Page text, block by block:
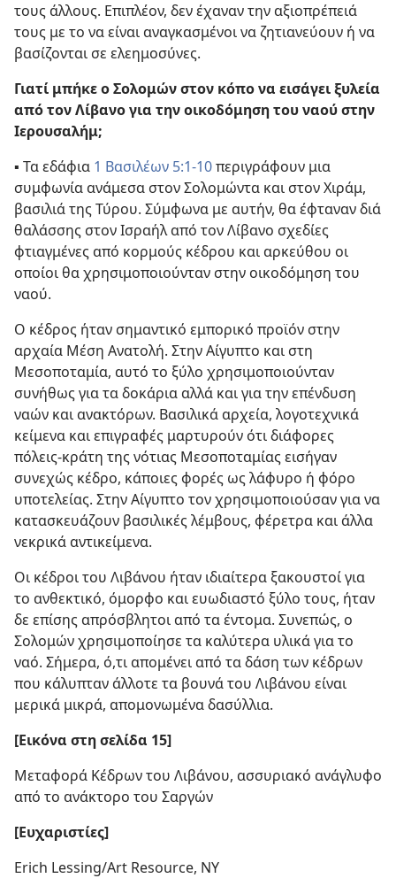
τους άλλους. Επιπλέον, δεν έχαναν την αξιοπρέπειά
τους με το να είναι αναγκασμένοι να ζητιανεύουν ή να
βασίζονται σε ελεημοσύνες.
Γιατί μπήκε ο Σολομών στον κόπο να εισάγει ξυλεία
από τον Λίβανο για την οικοδόμηση του ναού στην
Ιερουσαλήμ;
▪ Τα εδάφια 1 Βασιλέων 5:1-10περιγράφουν μια
συμφωνία ανάμεσα στον Σολομώντα και στον Χιράμ,
βασιλιά της Τύρου. Σύμφωνα με αυτήν, θα έφταναν διά
θαλάσσης στον Ισραήλ από τον Λίβανο σχεδίες
φτιαγμένες από κορμούς κέδρου και αρκεύθου οι
οποίοι θα χρησιμοποιούνταν στην οικοδόμηση του
ναού.
Ο κέδρος ήταν σημαντικό εμπορικό προϊόν στην
αρχαία Μέση Ανατολή. Στην Αίγυπτο και στη
Μεσοποταμία, αυτό το ξύλο χρησιμοποιούνταν
συνήθως για τα δοκάρια αλλά και για την επένδυση
ναών και ανακτόρων. Βασιλικά αρχεία, λογοτεχνικά
κείμενα και επιγραφές μαρτυρούν ότι διάφορες
πόλεις-κράτη της νότιας Μεσοποταμίας εισήγαν
συνεχώς κέδρο, κάποιες φορές ως λάφυρο ή φόρο
υποτελείας. Στην Αίγυπτο τον χρησιμοποιούσαν για να
κατασκευάζουν βασιλικές λέμβους, φέρετρα και άλλα
νεκρικά αντικείμενα.
Οι κέδροι του Λιβάνου ήταν ιδιαίτερα ξακουστοί για
το ανθεκτικό, όμορφο και ευωδιαστό ξύλο τους, ήταν
δε επίσης απρόσβλητοι από τα έντομα. Συνεπώς, ο
Σολομών χρησιμοποίησε τα καλύτερα υλικά για το
ναό. Σήμερα, ό,τι απομένει από τα δάση των κέδρων
που κάλυπταν άλλοτε τα βουνά του Λιβάνου είναι
μερικά μικρά, απομονωμένα δασύλλια.
[Εικόνα στη σελίδα 15]
Μεταφορά Κέδρων του Λιβάνου, ασσυριακό ανάγλυφο
από το ανάκτορο του Σαργών
[Ευχαριστίες]
Erich Lessing/Art Resource, NY